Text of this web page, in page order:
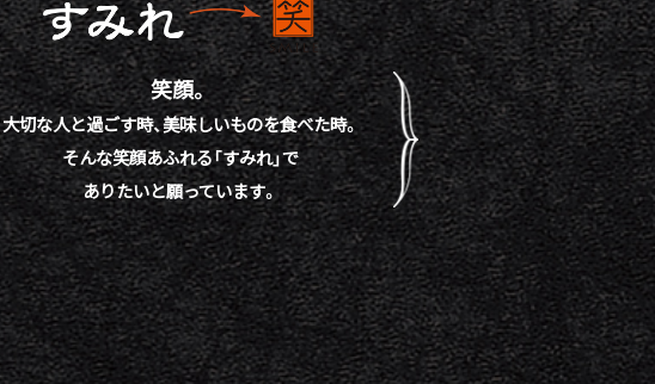
笑顔。
大切な人と過ごす時、美味しいものを食べた時。
そんな笑顔あふれる「すみれ」で
ありたいと願っています。